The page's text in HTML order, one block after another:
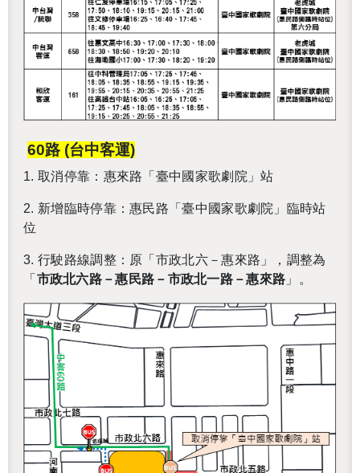
60路 (台中客運)
1.取消停靠： 惠來路「臺中國家歌劇院」站
2. 新增臨時停靠：惠民路「臺中國家歌劇院」臨時站
位
3. 行駛路線調整：原「市政北六－惠來路」，調整為
「 市政北六路－惠民路－市政北一路－惠來路 」。